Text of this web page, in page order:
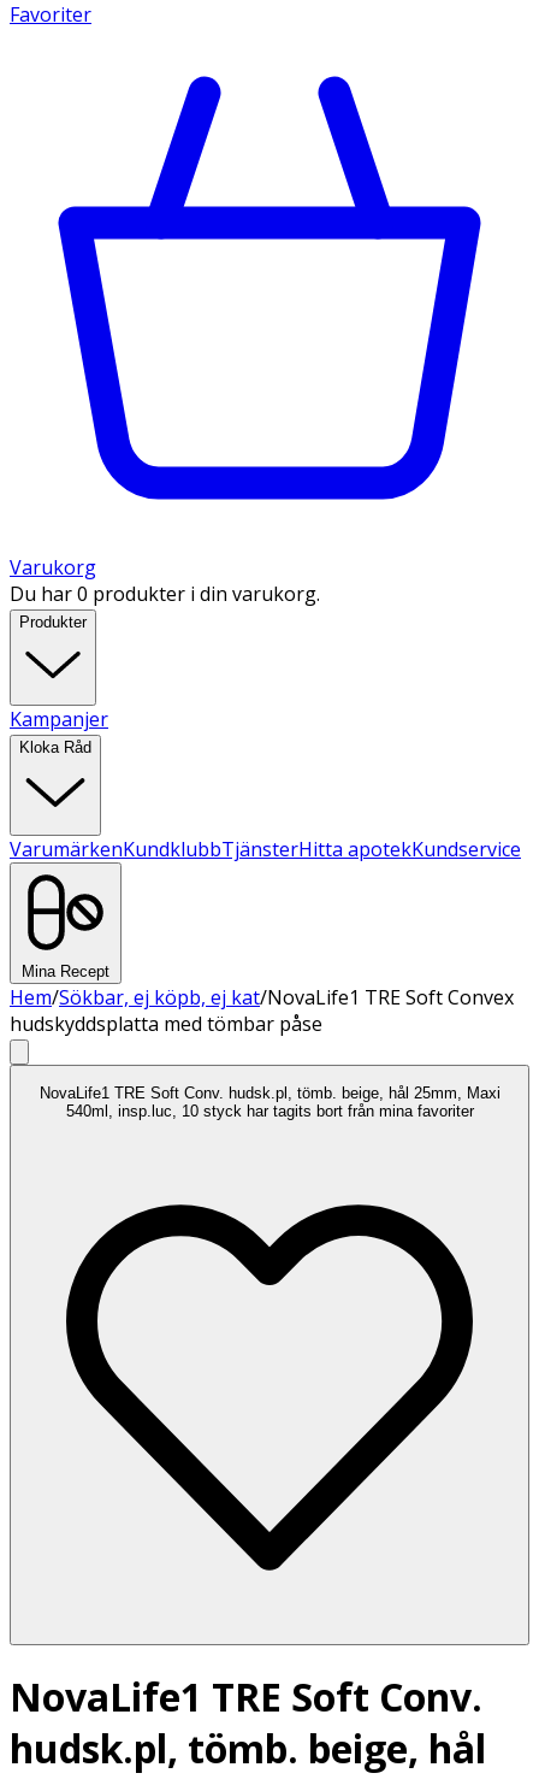
Favoriter
Varukorg
Du har 0 produkter i din varukorg.
Produkter
Kampanjer
Kloka Råd
VarumärkenKundklubbTjänsterHitta apotekKundservice
Mina Recept
Hem/Sökbar, ej köpb, ej kat/NovaLife1 TRE Soft Convex
hudskyddsplatta med tömbar påse
NovaLife1 TRE Soft Conv. hudsk.pl, tömb. beige, hål 25mm, Maxi
540ml, insp.luc, 10 styck har tagits bort från mina favoriter
NovaLife1 TRE Soft Conv.
hudsk.pl, tömb. beige, hål